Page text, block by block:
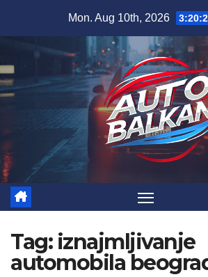
Mon. Aug 10th, 2026
Tag: iznajmljivanje
automobila